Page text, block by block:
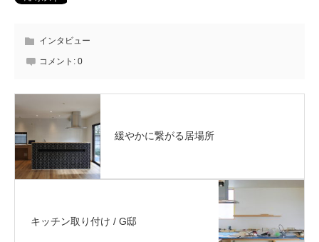
インタビュー
コメント: 0
緩やかに繋がる居場所
キッチン取り付け / G邸